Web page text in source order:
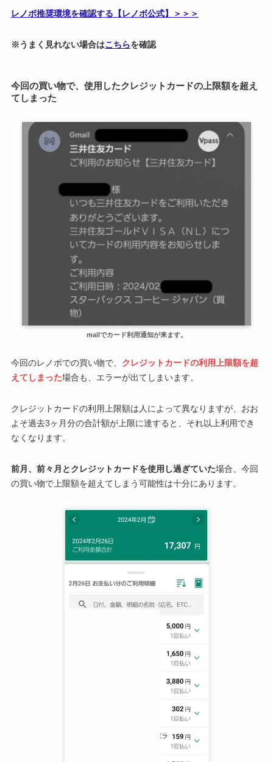
レノボ推奨環境を確認する【レノボ公式】＞＞＞
※うまく見れない場合はこちらを確認
今回の買い物で、使用したクレジットカードの上限額を超え
てしまった
mailでカード利用通知が来ます。
今回のレノボでの買い物で、 クレジットカードの利用上限額を超
えてしまった場合も、エラーが出てしまいます。
クレジットカードの利用上限額は人によって異なりますが、おお
よそ過去3ヶ月分の合計額が上限に達すると、それ以上利用でき
なくなります。
前月、前々月とクレジットカードを使用し過ぎていた場合、今回
の買い物で上限額を超えてしまう可能性は十分にあります。